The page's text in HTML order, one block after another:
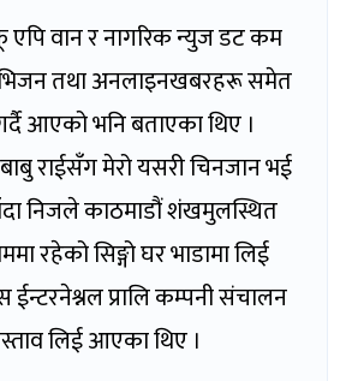
वान र नागरिक न्युज डट कम
तथा अनलाइनखबरहरू समेत
आएको भनि बताएका थिए ।
बाबु राईसँग मेरो यसरी चिनजान भई
निजले काठमाडौं शंखमुलस्थित
रहेको सिङ्गो घर भाडामा लिई
प्रालि कम्पनी संचालन
लिई आएका थिए ।